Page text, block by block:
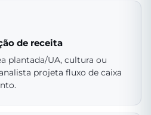
de receita
plantada/UA, cultura ou
projeta fluxo de caixa